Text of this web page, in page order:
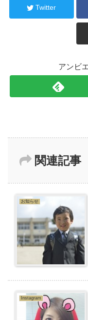
Twitter
アンビ
関連記事
お知らせ
Instagram